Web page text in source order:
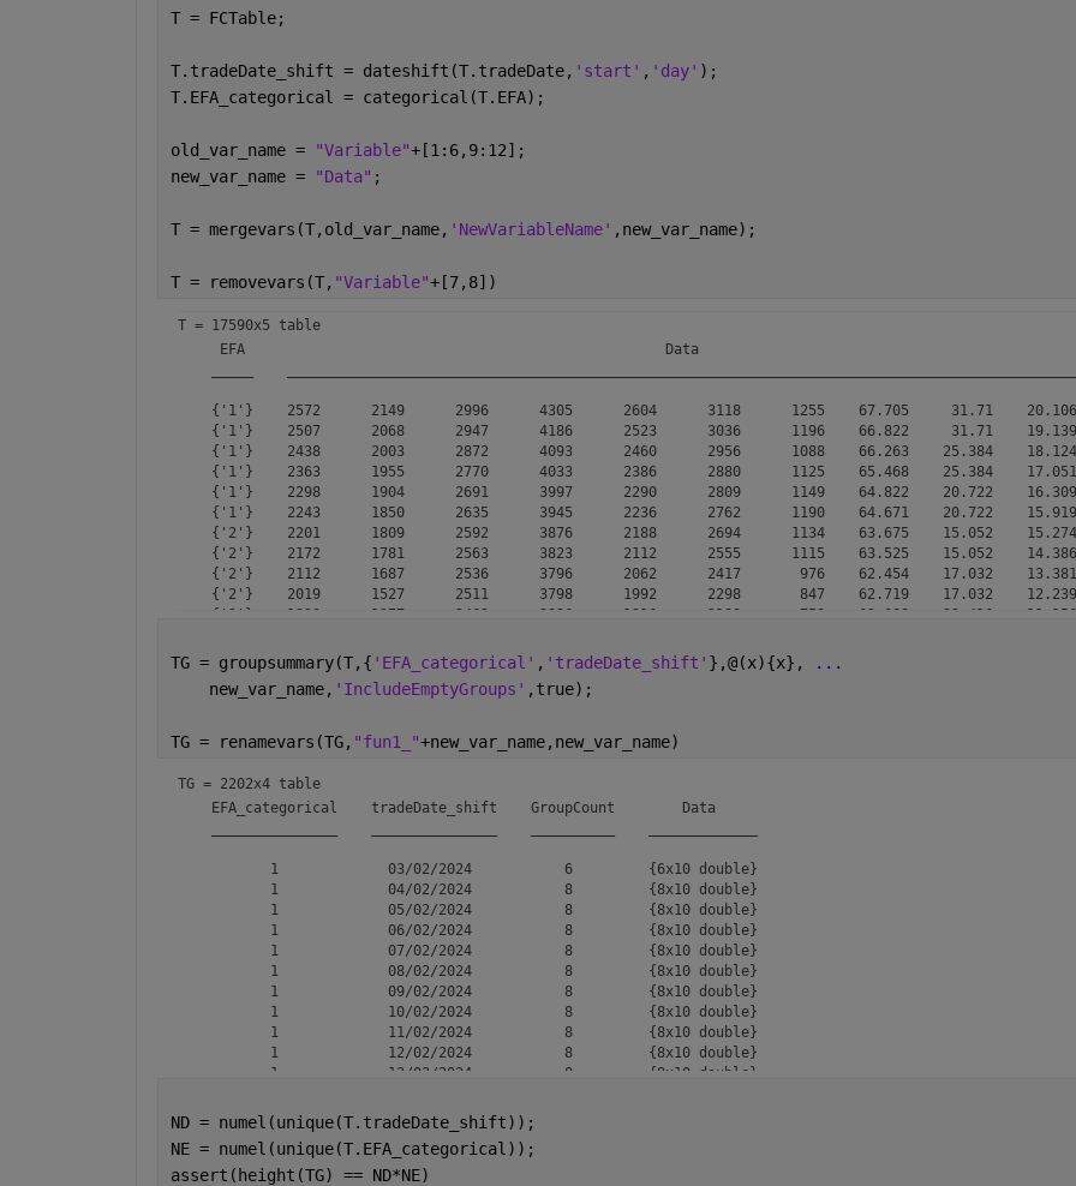
{'2'}      1737         1109         2365         3942         1869         2027            76
{'2'}      1686          989         2383         4065         1827         1956            76
T = FCTable;
T.tradeDate_shift = dateshift(T.tradeDate, 'start' , 'day' );
T.EFA_categorical = categorical(T.EFA);
old_var_name = "Variable"+[1:6,9:12];
new_var_name =
"Data" ;
T = mergevars(T,old_var_name, 'NewVariableName' ,new_var_name);
T = removevars(T, "Variable"+[7,8])
T = 17590x5 table
EFA                                                  Data
{'1'}    2572      2149      2996      4305      2604      3118      1255    67.705     31.71
{'1'}    2507      2068      2947      4186      2523      3036      1196    66.822     31.71
{'1'}    2438      2003      2872      4093      2460      2956      1088    66.263    25.384
{'1'}    2363      1955      2770      4033      2386      2880      1125    65.468    25.384
{'1'}    2298      1904      2691      3997      2290      2809      1149    64.822    20.722
{'1'}    2243      1850      2635      3945      2236      2762      1190    64.671    20.722
{'2'}    2201      1809      2592      3876      2188      2694      1134    63.675    15.052
{'2'}    2172      1781      2563      3823      2112      2555      1115    63.525    15.052
{'2'}    2112      1687      2536      3796      2062      2417       976    62.454    17.032
{'2'}    2019      1527      2511      3798      1992      2298       847    62.719    17.032
{'2'}    1920      1377      2463      3826      1916      2188       750    62.608    23.416
{'2'}    1737      1109      2365      3942      1869      2027       404    63.427    36.313
{'2'}    1686       989      2383      4065      1827      1956       294    62.802    36.313
{'3'}    1657       925      2389      4231      1777      1897       181    59.111    52.666
TG = groupsummary(T,{ 'EFA_categorical' , 'tradeDate_shift' },@(x){x},
...
    new_var_name,
'IncludeEmptyGroups' ,true);
TG = renamevars(TG, "fun1_"+new_var_name,new_var_name)
TG = 2202x4 table
    EFA_categorical    tradeDate_shift    GroupCount        Data
           1             03/02/2024           6         {6x10 double}
           1             04/02/2024           8         {8x10 double}
           1             05/02/2024           8         {8x10 double}
           1             06/02/2024           8         {8x10 double}
           1             07/02/2024           8         {8x10 double}
           1             08/02/2024           8         {8x10 double}
           1             09/02/2024           8         {8x10 double}
           1             10/02/2024           8         {8x10 double}
           1             11/02/2024           8         {8x10 double}
           1             12/02/2024           8         {8x10 double}
           1             13/02/2024           8         {8x10 double}
           1             15/02/2024           8         {8x10 double}
           1             16/02/2024           8         {8x10 double}
           1             17/02/2024           8         {8x10 double}
ND = numel(unique(T.tradeDate_shift));
NE = numel(unique(T.EFA_categorical));
assert(height(TG) == ND*NE)